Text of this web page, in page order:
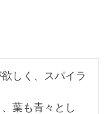
しく、スパイラ
葉も青々とし